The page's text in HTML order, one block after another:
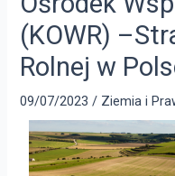
(KOWR)
Rolnej w
09/07/2023/ Ziemia i